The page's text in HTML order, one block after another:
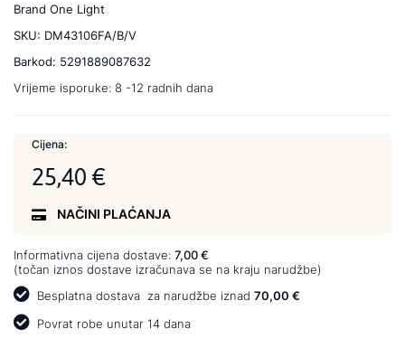
Brand One Light
SKU: DM43106FA/B/V
Barkod: 5291889087632
Vrijeme isporuke: 8 -12 radnih dana
Cijena:
25,40 €
NAČINI PLAĆANJA
Informativna cijena dostave: 7,00 €
(točan iznos dostave izračunava se na kraju narudžbe)
Besplatna dostava za narudžbe iznad 70,00 €
Povrat robe unutar 14 dana